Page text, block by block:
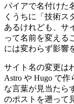
パイアで名付けた
くうちに「技術ス
あるけれども、サ
って名前を変える
には変わらず影響
サイト名の変更は
Astro や Hugo で
な言葉が見当たら
のポストを遡って